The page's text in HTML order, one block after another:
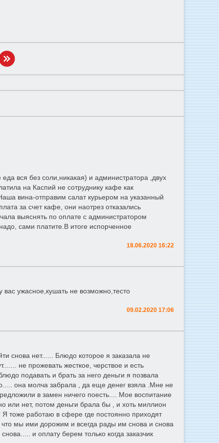
без соли,никакая) и администратора ,двух
на Каспий не сотруднику кафе как
вина-отправим салат курьером на указанный
за счет кафе, они наотрез отказались
выяснять по оплате с администратором
сами платите.В итоге испорченное
18.06.2020 16:22
вас ужасное,кушать не возможно,тесто
09.02.2020 17:06
снова нет...... Блюдо которое я заказала не
не прожевать жесткое, черствое и есть
подавать и брать за него деньги я позвала
она молча забрала , да еще денег взяла .Мне не
в замен ничего поесть.... Мое воспитание
или нет, потом деньги брала бы , и хоть миллион
тоже работаю в сфере где постоянно приходят
что мы ими дорожим и всегда рады им снова и снова
и оплату берем только когда заказчик